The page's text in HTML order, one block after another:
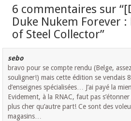
6 commentaires sur “
Duke Nukem Forever
of Steel Collector”
sebo
bravo pour se compte rendu (Belge,
souligner!) mais cette édition se vendais
d’enseignes spécialisées… J’ai payé la
Evidement, à la RNAC, faut pas
plus cher qu’autre part! Ce sont des
magasins…